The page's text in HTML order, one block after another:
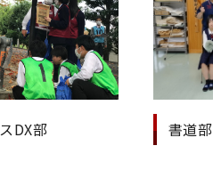
DX部 書道部